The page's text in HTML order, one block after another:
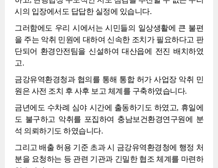
시의 입장에서도 답답한 실정에 있습니다.
그러함에도 우리 시에서는 시민들의 일상생활에 큰 불편
을 주는 악취 민원에 대하여 신속한 조치가 필요하다고 판
단되어 환경안전팀을 신설하여 대산읍에 전진 배치하였
고.
금강유역환경청과 협의를 통해 통합 허가 사업장 악취 민
원은 사전 조치 후 사후 보고 체계를 구축하였습니다.
금년에도 수차례 심야 시간에 출동하기도 하였고, 휴일에
도 불구하고 악취를 포집하여 충남보건환경연구원에 분
석 의뢰하기도 하였습니다.
그리고 배출 허용 기준 초과 시 금강유역환경청에 행정 처
분을 요청하는 등 관련 기관과 긴밀한 협조 체계를 마련하